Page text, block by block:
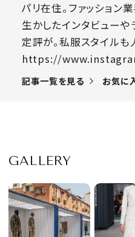
パリ在住。ファッション
生かしたインタビュー
定評が。私服スタイルも
https://
記事一覧を見る お気に
GALLERY